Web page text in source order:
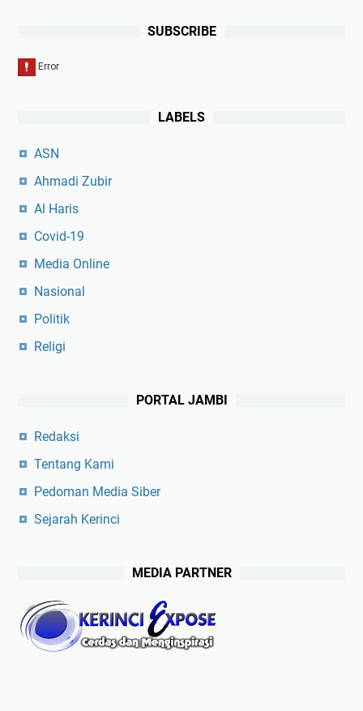
SUBSCRIBE
LABELS
ASN
Ahmadi Zubir
Al Haris
Covid-19
Media Online
Nasional
Politik
Religi
PORTAL JAMBI
Redaksi
Tentang Kami
Pedoman Media Siber
Sejarah Kerinci
MEDIA PARTNER